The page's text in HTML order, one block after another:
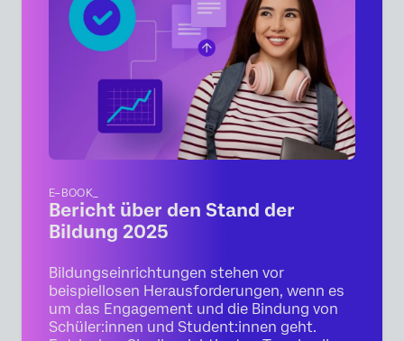
E–BOOK_
Bericht über den Stand der
Bildung 2025
Bildungseinrichtungen stehen vor
beispiellosen Herausforderungen, wenn es
um das Engagement und die Bindung von
Schüler:innen und Student:innen geht.